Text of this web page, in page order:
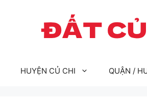
HUYỆN CỦ CHI QUẬN /